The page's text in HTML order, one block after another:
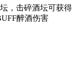
，击碎酒坛可获得
醉酒伤害